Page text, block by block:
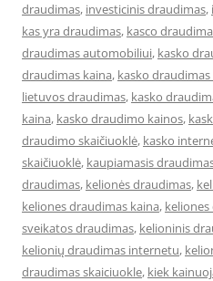
draudimas, investicinis draudimas,
kas yra draudimas, kasco
draudimas automobiliui, kasko
draudimas kaina, kasko
lietuvos draudimas, kasko
kaina, kasko draudimo kainos,
draudimo skaičiuoklė, kasko
skaičiuoklė, kaupiamasis
draudimas, kelionės draudimas,
keliones draudimas kaina,
sveikatos draudimas, kelioninis
kelionių draudimas internetu,
draudimas skaiciuokle, kiek